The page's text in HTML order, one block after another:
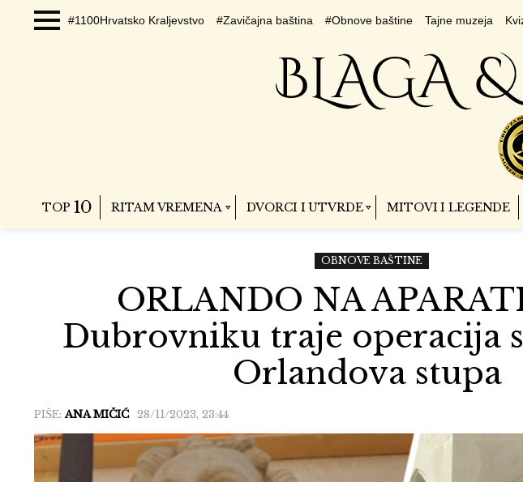
#1100Hrvatsko Kraljevstvo #Zavičajna baština #Obnove baštine Tajne muzeja
TOP 10 RITAM VREMENA DVORCI I UTVRDE MITOVI I LEGENDE
OBNOVE BAŠTINE
ORLANDO NA
Dubrovniku traje operacija
Orlandova stupa
PIŠE:ANA MIČIĆ 28/11/2023, 23:44